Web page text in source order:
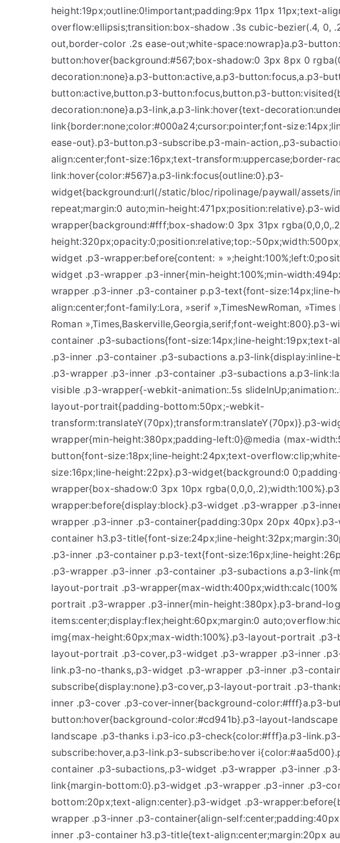
height:19px;outline:0!important;padding:9px 11px 11px;text-
overflow:ellipsis;transition:box-shadow .3s cubic-bezier(.4, 0,
out,border-color .2s ease-out;white-space:nowrap}a.p3-
button:hover{background:#567;box-shadow:0 3px 8px 0
decoration:none}a.p3-button:active,a.p3-button:focus,a.p3-
button:active,button.p3-button:focus,button.p3-
decoration:none}a.p3-link,a.p3-link:hover{text-
link{border:none;color:#000a24;cursor:pointer;font-
ease-out}.p3-button.p3-subscribe.p3-main-action,.p3-
align:center;font-size:16px;text-transform:uppercase;border-
link:hover{color:#567}a.p3-link:focus{outline:0}.p3-
widget{background:url(/static/bloc/ripolinage/paywall/assets/
repeat;margin:0 auto;min-height:471px;position:relative}.p3-
wrapper{background:#fff;box-shadow:0 3px 31px
height:320px;opacity:0;position:relative;top:-
widget .p3-wrapper:before{content: »
widget .p3-wrapper .p3-inner{min-height:100%;min-
wrapper .p3-inner .p3-container p.p3-text{font-
align:center;font-family:Lora, »serif »,TimesNewRoman, »Times
Roman »,Times,Baskerville,Georgia,serif;font-weight:800}.p3-
container .p3-subactions{font-size:14px;line-height:19px;text-
.p3-inner .p3-container .p3-subactions a.p3-
.p3-wrapper .p3-inner .p3-container .p3-subactions a.p3-
visible .p3-wrapper{-webkit-animation:.5s
layout-portrait{padding-bottom:50px;-webkit-
transform:translateY(70px);transform:translateY(70px)}.p3-
wrapper{min-height:380px;padding-left:0}@media (max-
button{font-size:18px;line-height:24px;text-
size:16px;line-height:22px}.p3-widget{background:0
wrapper{box-shadow:0 3px 10px
wrapper:before{display:block}.p3-widget .p3-wrapper .p3-
wrapper .p3-inner .p3-container{padding:30px 20px
container h3.p3-title{font-size:24px;line-
.p3-inner .p3-container p.p3-text{font-size:16px;line-
.p3-wrapper .p3-inner .p3-container .p3-subactions a.p3-
layout-portrait .p3-wrapper{max-
portrait .p3-wrapper .p3-inner{min-height:380px}.p3-brand-
items:center;display:flex;height:60px;margin:0
img{max-height:60px;max-width:100%}.p3-layout-portrait
layout-portrait .p3-cover,.p3-widget .p3-wrapper .p3-inner
link.p3-no-thanks,.p3-widget .p3-wrapper .p3-inner .p3-
subscribe{display:none}.p3-cover,.p3-layout-portrait .p3-
inner .p3-cover .p3-cover-inner{background-color:#fff}a.p3-
button:hover{background-color:#cd941b}.p3-layout-
landscape .p3-thanks i.p3-ico.p3-check{color:#fff}a.p3-
subscribe:hover,a.p3-link.p3-subscribe:hover
container .p3-subactions,.p3-widget .p3-wrapper .p3-inner
link{margin-bottom:0}.p3-widget .p3-wrapper .p3-inner .p3-
bottom:20px;text-align:center}.p3-widget .p3-
wrapper .p3-inner .p3-container{align-
inner .p3-container h3.p3-title{text-align:center;margin:20px